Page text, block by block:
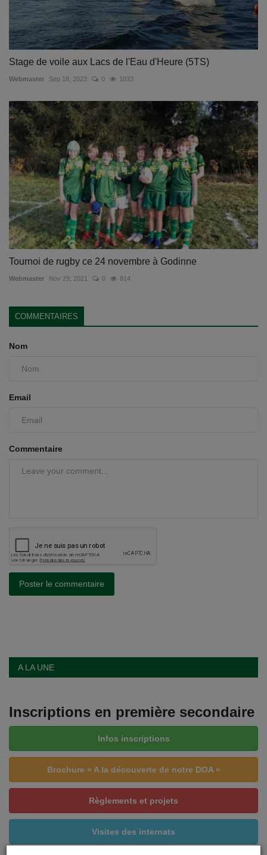
Stage de voile aux Lacs de l'Eau d'Heure (5TS)
Webmaster Sep 18, 2023 0 1033
Tournoi de rugby ce 24 novembre à Godinne
Webmaster Nov 29, 2021 0 814
COMMENTAIRES
Nom
Email
Commentaire
Poster le commentaire
A LA UNE
Inscriptions en première secondaire
Infos inscriptions
Brochure « A la découverte de notre DOA »
Règlements et projets
Visites des internats